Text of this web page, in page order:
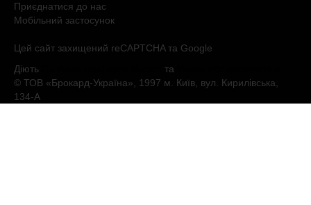
Приєднатися до нас
Мобільний застосунок
Цей сайт захищений reCAPTCHA та Google
Діють
та
© ТОВ «Брокард-Україна», 1997 м. Київ, вул. Кирилівська,
134-А